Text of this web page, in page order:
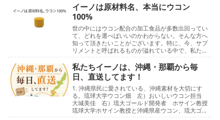
ほ…
イーノは原材料名、本当にウコン
100%
世の中にはウコン配合の加工食品が多数出回ってい
て、どれを選べばいいのかわからない。そんな方へ
知って頂きたいことがございます。特に、今、サプ
リメントと呼ばれるものが溢れている中で、私たち
て飲んで欲…
私たちイーノは、沖縄・那覇から毎
日、直送してます！
1. 沖縄県民に愛されている、沖縄素材を大切にす
る。琉球大学ウコン畑 左）おいしいウコン担当
大城美佳 右）琉大ゴールド開発者 ホサイン教授
琉球大学ホサイン教授と沖縄県産ウコン、琉大ゴー